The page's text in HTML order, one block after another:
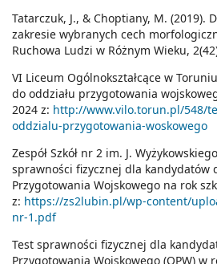
Tatarczuk, J., & Choptiany, M. (2019).
zakresie wybranych cech
Ruchowa Ludzi w Różnym Wieku,
VI Liceum Ogólnokształcące w
do oddziału przygotowania
2024 z: http://www.vilo.torun.pl/548/
oddzialu-przygotowania-woskowego
Zespół Szkół nr 2 im. J.
sprawności fizycznej dla kandydatów
Przygotowania Wojskowego na rok
z: https://zs2lubin.pl/wp-content/
nr-1.pdf
Test sprawności fizycznej dla
Przygotowania Wojskowego (OPW) w